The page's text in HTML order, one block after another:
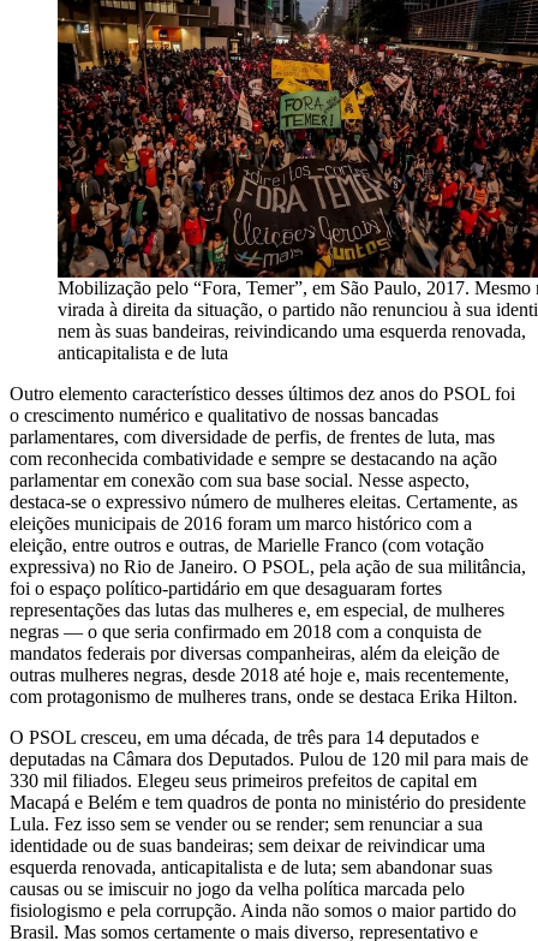
Mobilização pelo “Fora, Temer”, em São Paulo, 2017. Mesmo
virada à direita da situação, o partido não renunciou à sua
nem às suas bandeiras, reivindicando uma esquerda renovada,
anticapitalista e de luta
Outro elemento característico desses últimos dez anos do PSOL foi
o crescimento numérico e qualitativo de nossas bancadas
parlamentares, com diversidade de perfis, de frentes de luta, mas
com reconhecida combatividade e sempre se destacando na ação
parlamentar em conexão com sua base social. Nesse aspecto,
destaca-se o expressivo número de mulheres eleitas. Certamente, as
eleições municipais de 2016 foram um marco histórico com a
eleição, entre outros e outras, de Marielle Franco (com votação
expressiva) no Rio de Janeiro. O PSOL, pela ação de sua militância,
foi o espaço político-partidário em que desaguaram fortes
representações das lutas das mulheres e, em especial, de mulheres
negras — o que seria confirmado em 2018 com a conquista de
mandatos federais por diversas companheiras, além da eleição de
outras mulheres negras, desde 2018 até hoje e, mais recentemente,
com protagonismo de mulheres trans, onde se destaca Erika Hilton.
O PSOL cresceu, em uma década, de três para 14 deputados e
deputadas na Câmara dos Deputados. Pulou de 120 mil para mais de
330 mil filiados. Elegeu seus primeiros prefeitos de capital em
Macapá e Belém e tem quadros de ponta no ministério do presidente
Lula. Fez isso sem se vender ou se render; sem renunciar a sua
identidade ou de suas bandeiras; sem deixar de reivindicar uma
esquerda renovada, anticapitalista e de luta; sem abandonar suas
causas ou se imiscuir no jogo da velha política marcada pelo
fisiologismo e pela corrupção. Ainda não somos o maior partido do
Brasil. Mas somos certamente o mais diverso, representativo e